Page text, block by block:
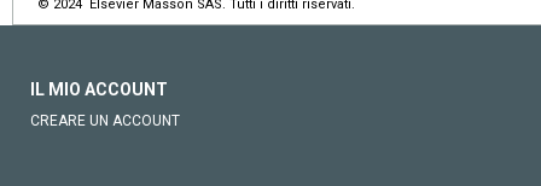
© 2024 Elsevier Masson SAS. Tutti i diritti riservati.
IL MIO ACCOUNT
CREARE UN ACCOUNT